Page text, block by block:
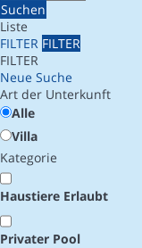
Suchen
Liste
FILTER FILTER
FILTER
Neue Suche
Art der Unterkunft
Alle
Villa
Kategorie
Haustiere Erlaubt
Privater Pool